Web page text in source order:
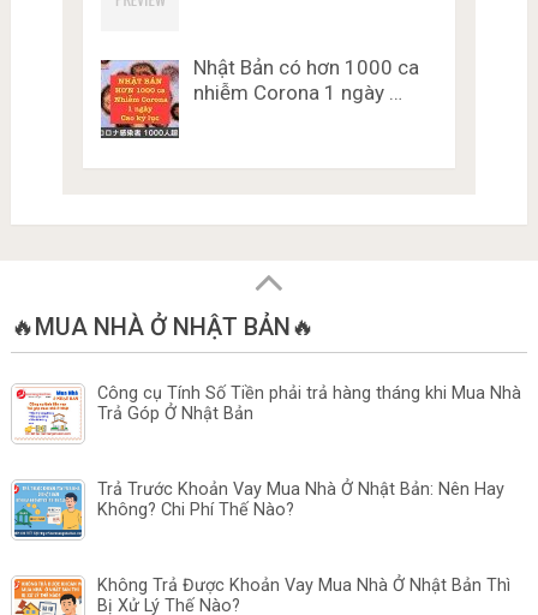
Nhật Bản có hơn 1000 ca
nhiễm Corona 1 ngày …
🔥MUA NHÀ Ở NHẬT BẢN🔥
Công cụ Tính Số Tiền phải trả hàng tháng khi Mua Nhà
Trả Góp Ở Nhật Bản
Trả Trước Khoản Vay Mua Nhà Ở Nhật Bản: Nên Hay
Không? Chi Phí Thế Nào?
Không Trả Được Khoản Vay Mua Nhà Ở Nhật Bản Thì
Bị Xử Lý Thế Nào?